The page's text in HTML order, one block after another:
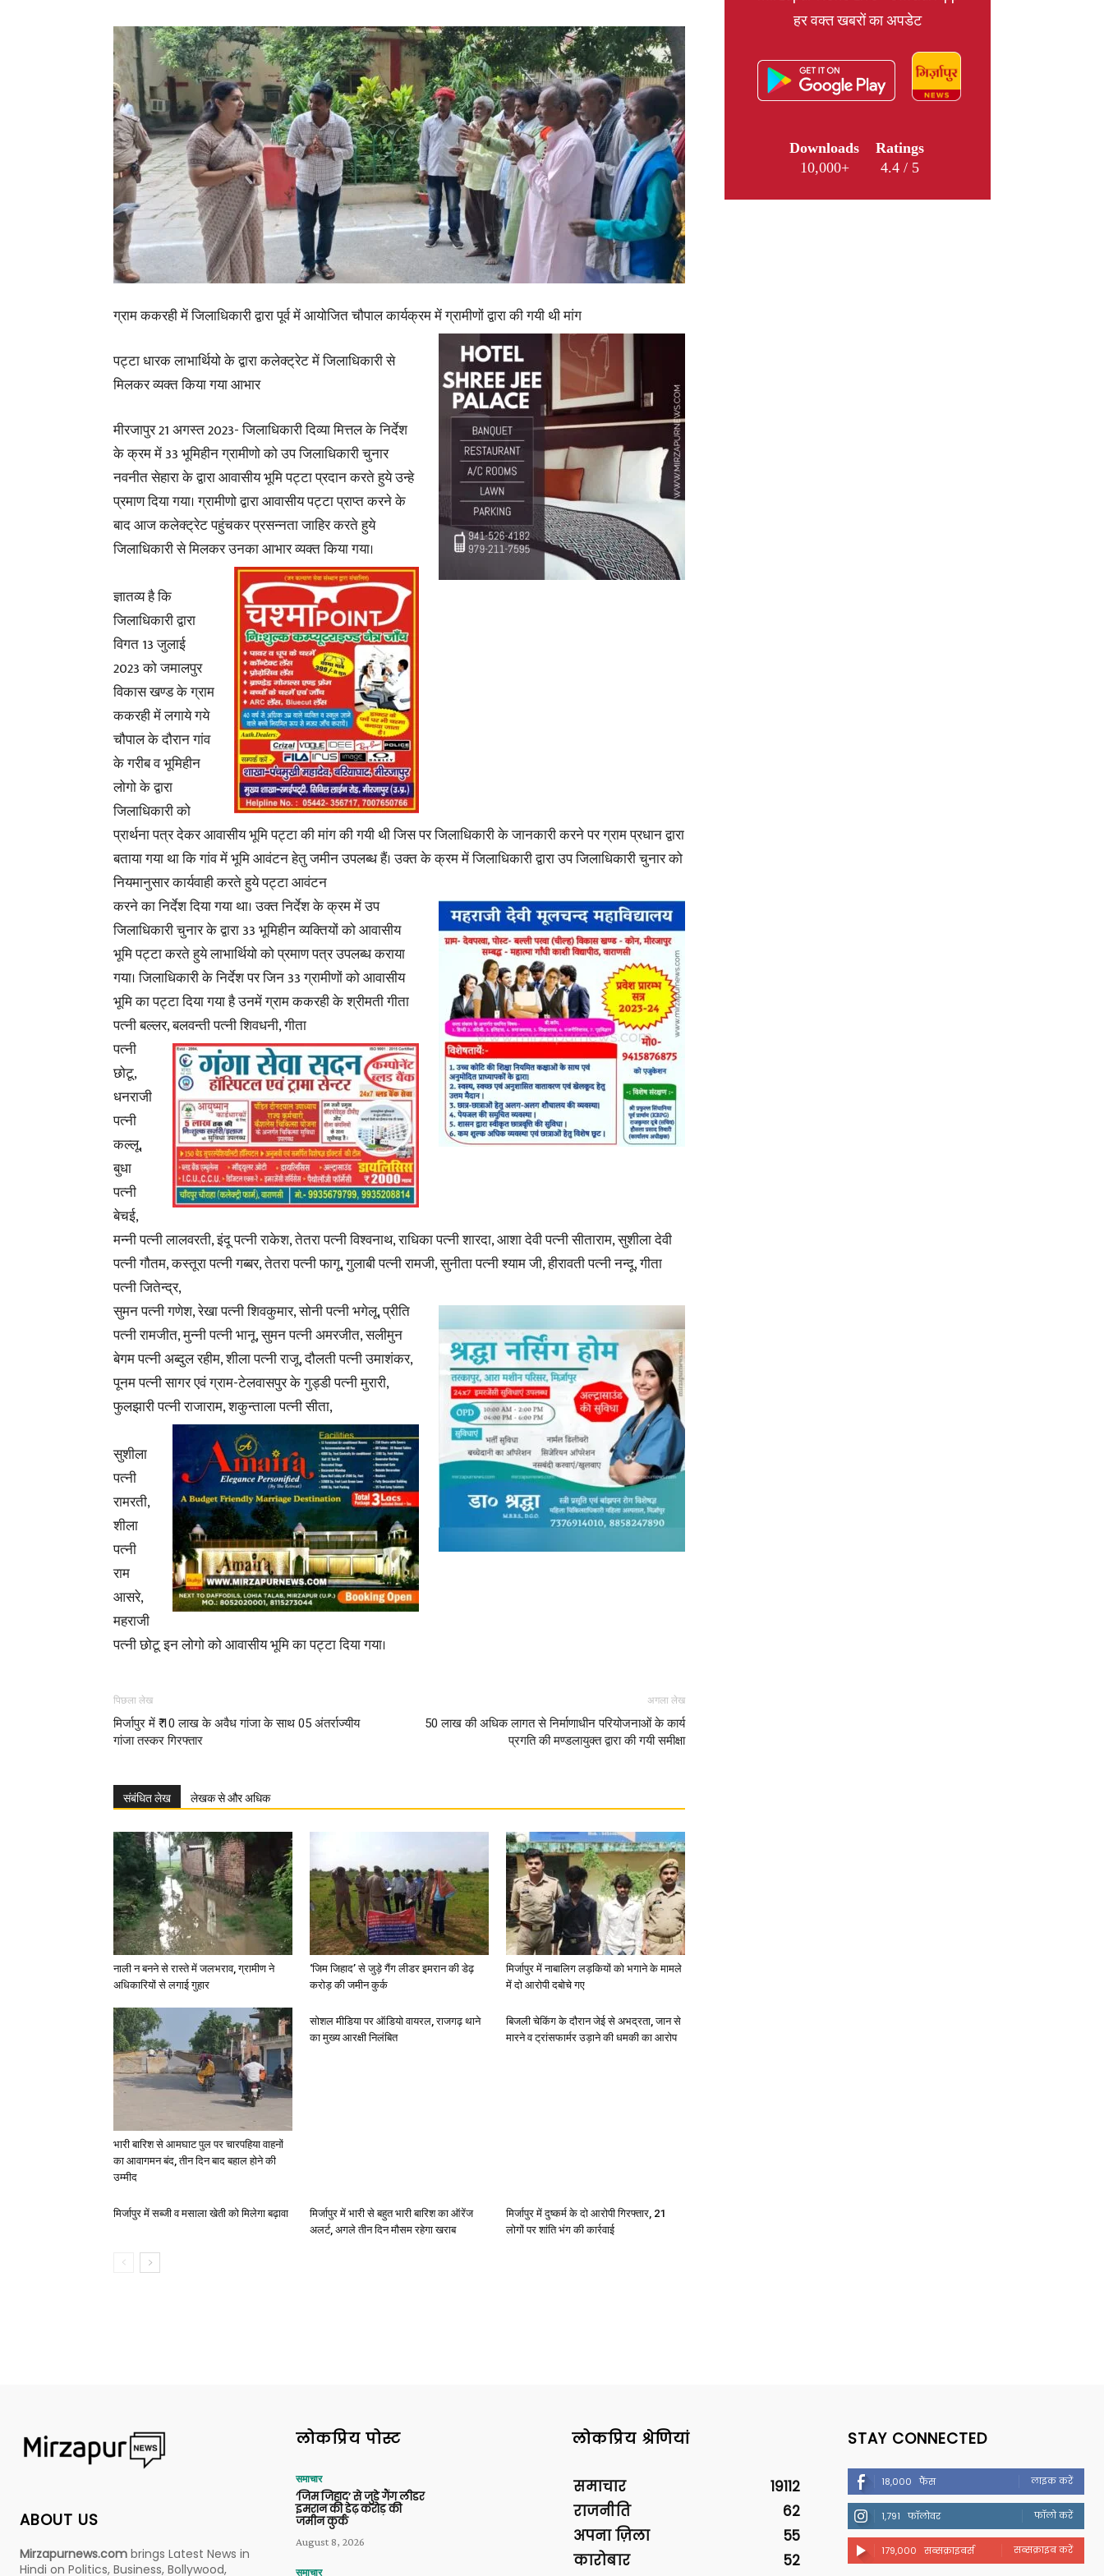
News,
Latest
News
in
Hindi,
News
Paper
ग्राम ककरही में जिलाधिकारी द्वारा पूर्व में आयोजित चौपाल कार्यक्रम में ग्रामीणों द्वारा की गयी थी मांग
पट्टा धारक लाभार्थियो के द्वारा कलेक्ट्रेट में जिलाधिकारी से
मिलकर व्यक्त किया गया आभार
मीरजापुर 21 अगस्त 2023- जिलाधिकारी दिव्या मित्तल के निर्देश
के क्रम में 33 भूमिहीन ग्रामीणो को उप जिलाधिकारी चुनार
नवनीत सेहारा के द्वारा आवासीय भूमि पट्टा प्रदान करते हुये उन्हे
प्रमाण दिया गया। ग्रामीणो द्वारा आवासीय पट्टा प्राप्त करने के
बाद आज कलेक्ट्रेट पहुंचकर प्रसन्नता जाहिर करते हुये
जिलाधिकारी से मिलकर उनका आभार व्यक्त किया गया।
ज्ञातव्य है कि
जिलाधिकारी द्वारा
विगत 13 जुलाई
2023 को जमालपुर
विकास खण्ड के ग्राम
ककरही में लगाये गये
चौपाल के दौरान गांव
के गरीब व भूमिहीन
लोगो के द्वारा
जिलाधिकारी को
प्रार्थना पत्र देकर आवासीय भूमि पट्टा की मांग की गयी थी जिस पर जिलाधिकारी के जानकारी करने पर ग्राम प्रधान द्वारा
बताया गया था कि गांव में भूमि आवंटन हेतु जमीन उपलब्ध हैं। उक्त के क्रम में जिलाधिकारी द्वारा उप जिलाधिकारी चुनार को
नियमानुसार कार्यवाही करते हुये पट्टा आवंटन
करने का निर्देश दिया गया था। उक्त निर्देश के क्रम में उप
जिलाधिकारी चुनार के द्वारा 33 भूमिहीन व्यक्तियों को आवासीय
भूमि पट्टा करते हुये लाभार्थियो को प्रमाण पत्र उपलब्ध कराया
गया। जिलाधिकारी के निर्देश पर जिन 33 ग्रामीणों को आवासीय
भूमि का पट्टा दिया गया है उनमें ग्राम ककरही के श्रीमती गीता
पत्नी बल्लर, बलवन्ती पत्नी शिवधनी, गीता
पत्नी
छोटू,
धनराजी
पत्नी
कल्लू,
बुधा
पत्नी
बेचई,
मन्नी पत्नी लालवरती, इंदू पत्नी राकेश, तेतरा पत्नी विश्वनाथ, राधिका पत्नी शारदा, आशा देवी पत्नी सीताराम, सुशीला देवी
पत्नी गौतम, कस्तूरा पत्नी गब्बर, तेतरा पत्नी फागू, गुलाबी पत्नी रामजी, सुनीता पत्नी श्याम जी, हीरावती पत्नी नन्दू, गीता
पत्नी जितेन्द्र,
सुमन पत्नी गणेश, रेखा पत्नी शिवकुमार, सोनी पत्नी भगेलू, प्रीति
पत्नी रामजीत, मुन्नी पत्नी भानू, सुमन पत्नी अमरजीत, सलीमुन
बेगम पत्नी अब्दुल रहीम, शीला पत्नी राजू, दौलती पत्नी उमाशंकर,
पूनम पत्नी सागर एवं ग्राम-टेलवासपुर के गुड्डी पत्नी मुरारी,
फुलझारी पत्नी राजाराम, शकुन्ताला पत्नी सीता,
सुशीला
पत्नी
रामरती,
शीला
पत्नी
राम
आसरे,
महराजी
पत्नी छोटू इन लोगो को आवासीय भूमि का पट्टा दिया गया।
पिछला लेख
मिर्जापुर में ₹ 10 लाख के अवैध गांजा के साथ 05 अंतर्राज्यीय
गांजा तस्कर गिरफ्तार
अगला लेख
50 लाख की अधिक लागत से निर्माणाधीन परियोजनाओं के कार्य
प्रगति की मण्डलायुक्त द्वारा की गयी समीक्षा
संबंधित लेख लेखक से और अधिक
नाली न बनने से रास्ते में जलभराव, ग्रामीण ने
अधिकारियों से लगाई गुहार
‘जिम जिहाद’ से जुड़े गैंग लीडर इमरान की डेढ़
करोड़ की जमीन कुर्क
मिर्जापुर में नाबालिग लड़कियों को भगाने के मामले
में दो आरोपी दबोचे गए
भारी बारिश से आमघाट पुल पर चारपहिया वाहनों
का आवागमन बंद, तीन दिन बाद बहाल होने की
उम्मीद
सोशल मीडिया पर ऑडियो वायरल, राजगढ़ थाने
का मुख्य आरक्षी निलंबित
बिजली चेकिंग के दौरान जेई से अभद्रता, जान से
मारने व ट्रांसफार्मर उड़ाने की धमकी का आरोप
मिर्जापुर में सब्जी व मसाला खेती को मिलेगा बढ़ावा
मिर्जापुर में भारी से बहुत भारी बारिश का ऑरेंज
अलर्ट, अगले तीन दिन मौसम रहेगा खराब
मिर्जापुर में दुष्कर्म के दो आरोपी गिरफ्तार, 21
लोगों पर शांति भंग की कार्रवाई
हर वक्त खबरों का अपडेट
Downloads
10,000+
Ratings
4.4 / 5
ABOUT US
Mirzapurnews.com brings Latest News in
Hindi on Politics, Business, Bollywood,
लोकप्रिय पोस्ट
समाचार
‘जिम जिहाद’ से जुड़े गैंग लीडर
इमरान की डेढ़ करोड़ की
जमीन कुर्क
August 8, 2026
समाचार
लोकप्रिय श्रेणियां
समाचार
19112
राजनीति
62
अपना ज़िला
55
कारोबार
52
STAY CONNECTED
18,000 फैंस लाइक करें
1,791 फॉलोवर फॉलो करें
179,000 सब्सक्राइबर्स सब्सक्राइब करें